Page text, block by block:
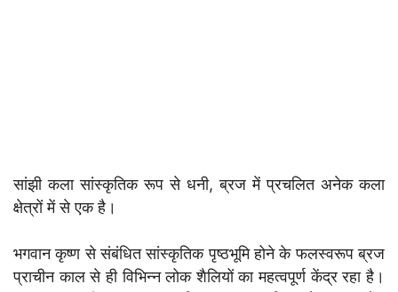
सांझी कला सांस्कृतिक रूप से धनी, ब्रज में प्रचलित अनेक कला
क्षेत्रों में से एक है।
भगवान कृष्ण से संबंधित सांस्कृतिक पृष्ठभूमि होने के फलस्वरूप ब्रज
प्राचीन काल से ही विभिन्न लोक शैलियों का महत्वपूर्ण केंद्र रहा है।